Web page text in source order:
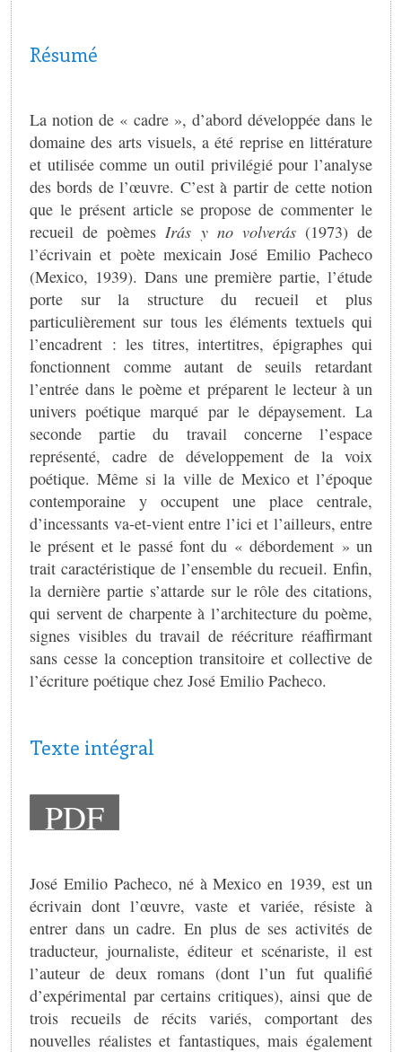
Résumé
La notion de « cadre », d’abord développée dans le
domaine des arts visuels, a été reprise en littérature
et utilisée comme un outil privilégié pour l’analyse
des bords de l’œuvre. C’est à partir de cette notion
que le présent article se propose de commenter le
recueil de poèmesIrás y no volverás (1973) de
l’écrivain et poète mexicain José Emilio Pacheco
(Mexico, 1939). Dans une première partie, l’étude
porte sur la structure du recueil et plus
particulièrement sur tous les éléments textuels qui
l’encadrent : les titres, intertitres, épigraphes qui
fonctionnent comme autant de seuils retardant
l’entrée dans le poème et préparent le lecteur à un
univers poétique marqué par le dépaysement. La
seconde partie du travail concerne l’espace
représenté, cadre de développement de la voix
poétique. Même si la ville de Mexico et l’époque
contemporaine y occupent une place centrale,
d’incessants va-et-vient entre l’ici et l’ailleurs, entre
le présent et le passé font du « débordement » un
trait caractéristique de l’ensemble du recueil. Enfin,
la dernière partie s’attarde sur le rôle des citations,
qui servent de charpente à l’architecture du poème,
signes visibles du travail de réécriture réaffirmant
sans cesse la conception transitoire et collective de
l’écriture poétique chez José Emilio Pacheco.
Texte intégral
PDF
José Emilio Pacheco, né à Mexico en 1939, est un
écrivain dont l’œuvre, vaste et variée, résiste à
entrer dans un cadre. En plus de ses activités de
traducteur, journaliste, éditeur et scénariste, il est
l’auteur de deux romans (dont l’un fut qualifié
d’expérimental par certains critiques), ainsi que de
trois recueils de récits variés, comportant des
nouvelles réalistes et fantastiques, mais également